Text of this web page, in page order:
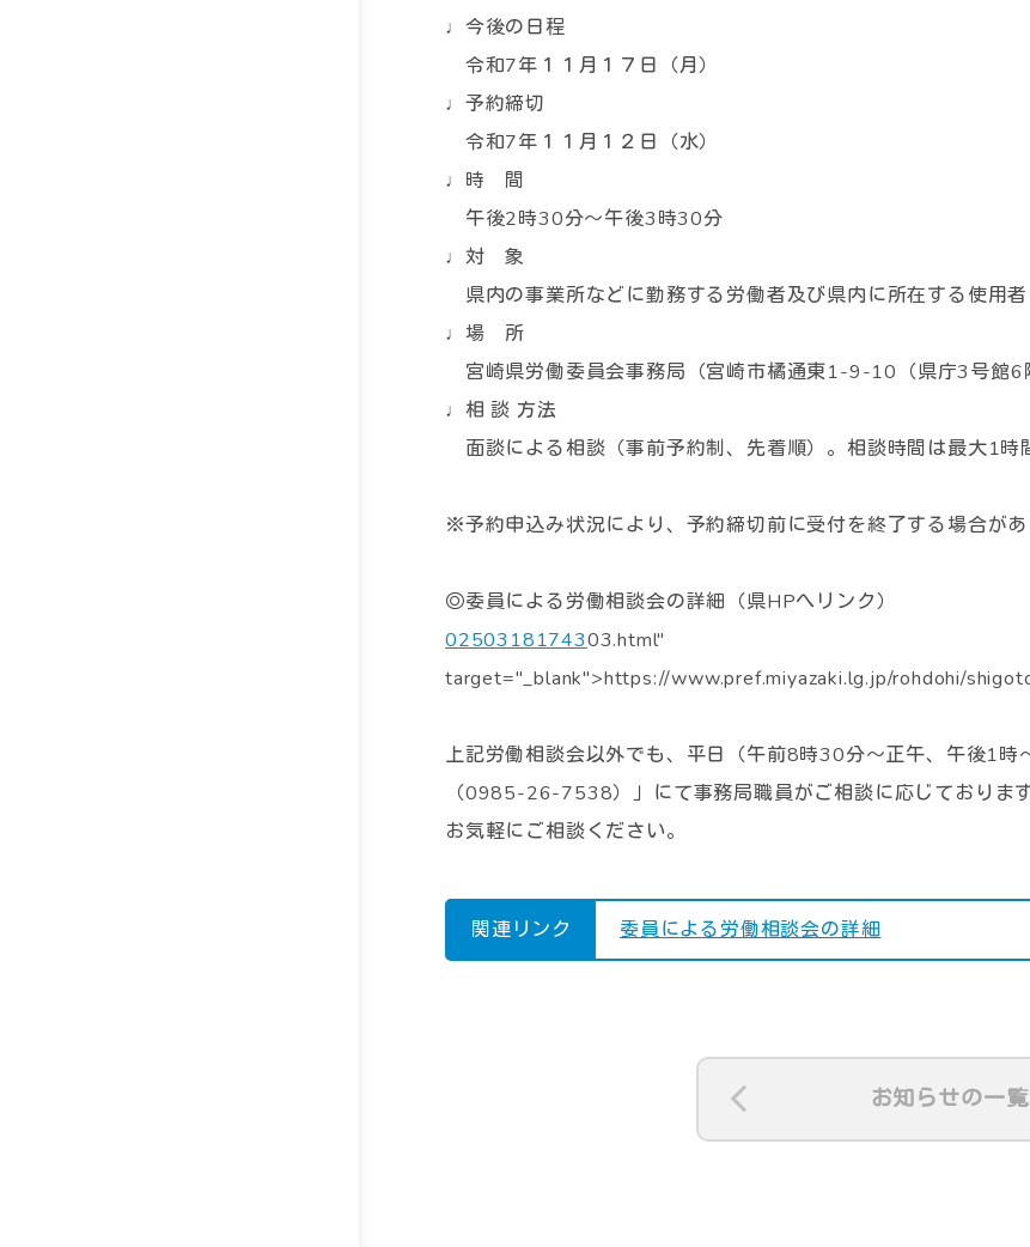
♩今後の日程
令和7年１１月１７日（月）
♩予約締切
令和7年１１月１２日（水）
♩時 間
午後2時30分～午後3時30分
♩対 象
県内の事業所などに勤務する労働者及び県内に所在する使用者
♩場 所
宮崎県労働委員会事務局（宮崎市橘通東1-9-10（県庁3号館6
♩相 談 方法
面談による相談（事前予約制、先着順）。相談時間は最大1時
※予約申込み状況により、予約締切前に受付を終了する場合があ
◎委員による労働相談会の詳細（県HPへリンク）
0250318174303.html"
target="_blank">https://www.pref.miyazaki.lg.jp/rohdohi/
上記労働相談会以外でも、平日（午前8時30分～正午、午後1
（0985-26-7538）」にて事務局職員がご相談に応じております
お気軽にご相談ください。
関連リンク 委員による労働相談会の詳細
お知らせの一